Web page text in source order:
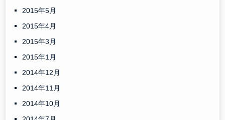
2015年5月
2015年4月
2015年3月
2015年1月
2014年12月
2014年11月
2014年10月